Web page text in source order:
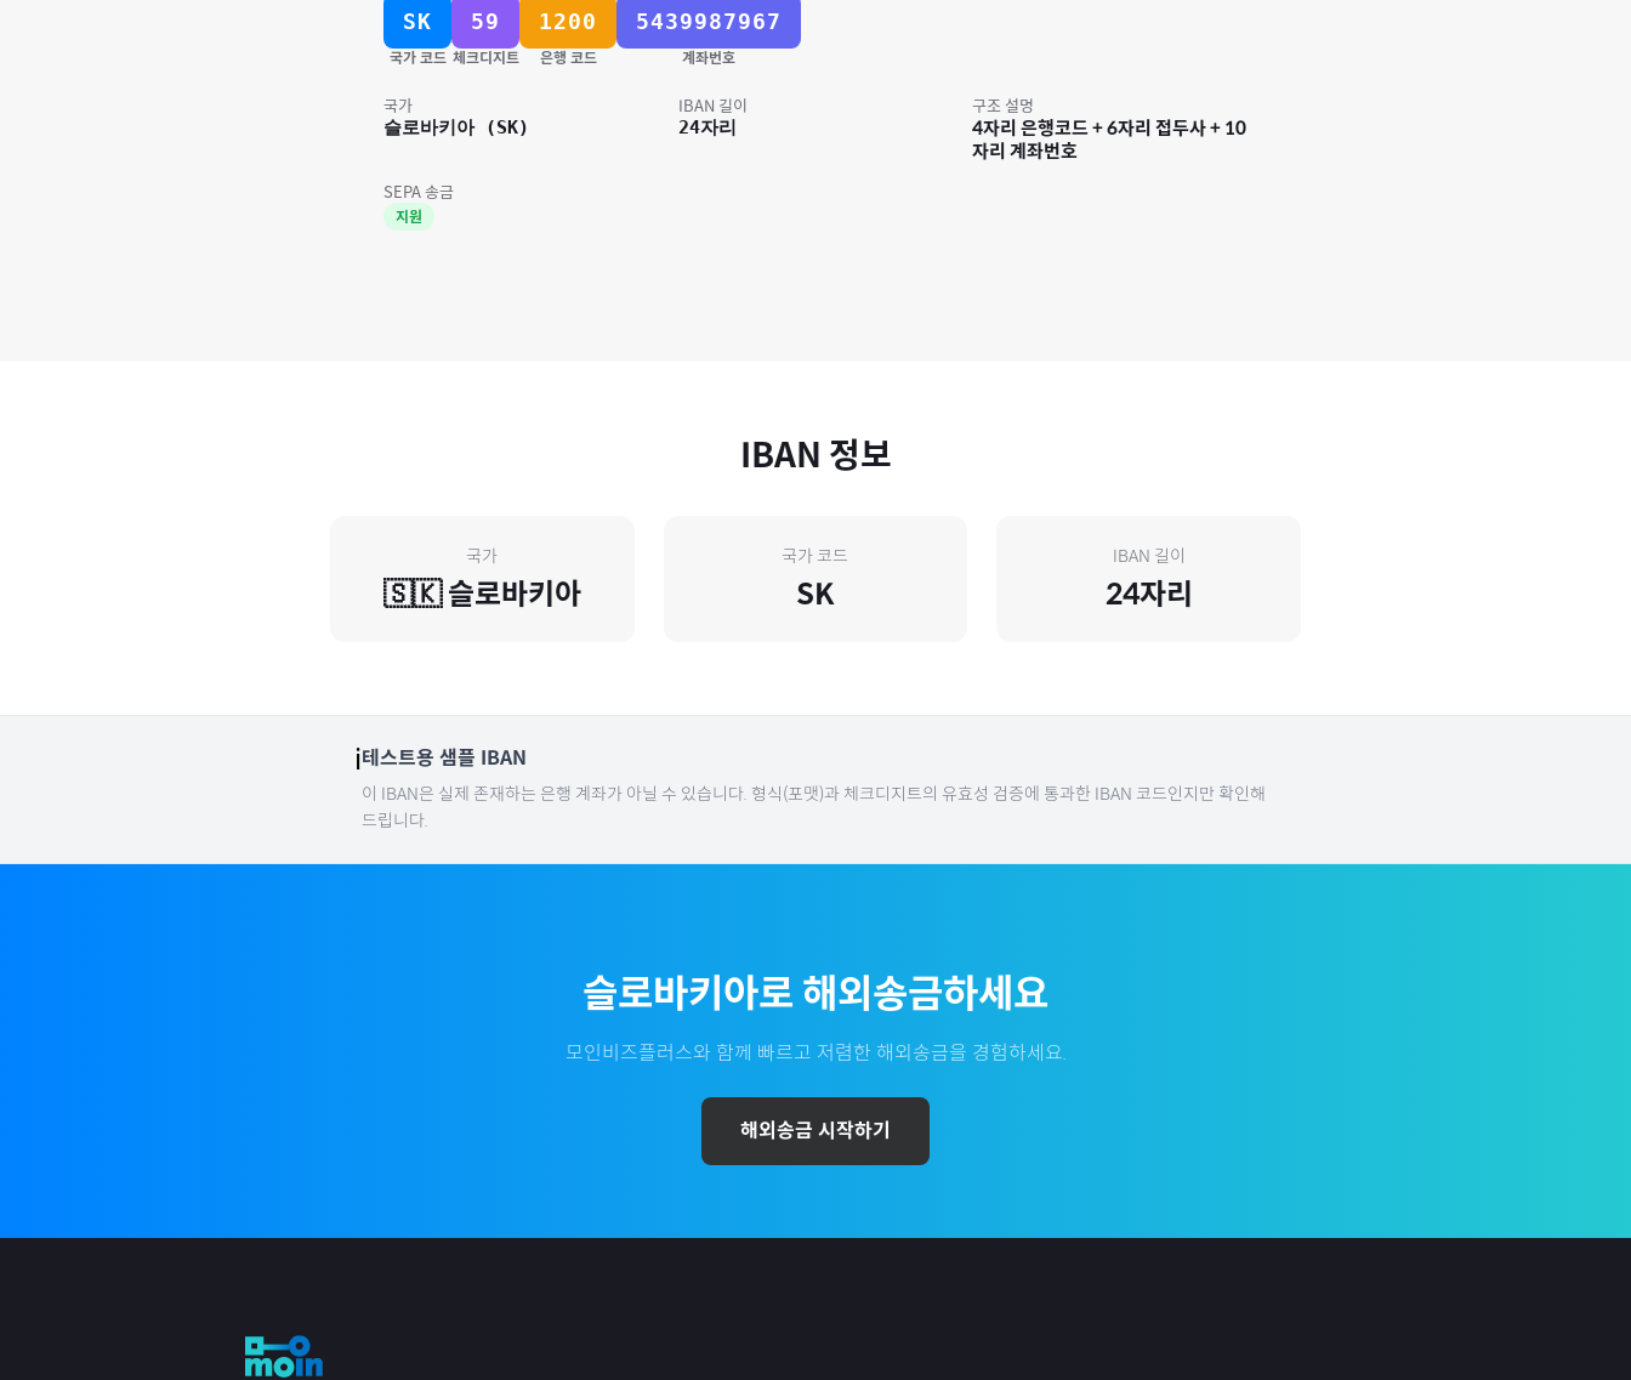
SK
국가 코드
59
체크디지트
1200
은행 코드
5439987967
계좌번호
국가
슬로바키아(SK)
IBAN 길이
24자리
구조 설명
4자리 은행코드 + 6자리 접두사 + 10
자리 계좌번호
SEPA 송금
지원
IBAN 정보
국가
🇸🇰 슬로바키아
국가 코드
SK
IBAN 길이
24자리
ℹ️테스트용 샘플 IBAN
이 IBAN은 실제 존재하는 은행 계좌가 아닐 수 있습니다. 형식(포맷)과 체크디지트의 유효성 검증에 통과한 IBAN 코드인지만 확인해
드립니다.
슬로바키아로 해외송금하세요
모인비즈플러스와 함께 빠르고 저렴한 해외송금을 경험하세요.
해외송금 시작하기